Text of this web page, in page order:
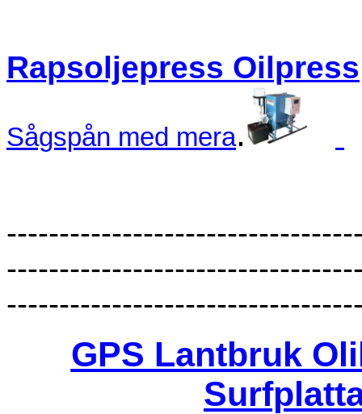
Rapsoljepress Oilpress
Sågspån med mera.
GPS Lantbruk